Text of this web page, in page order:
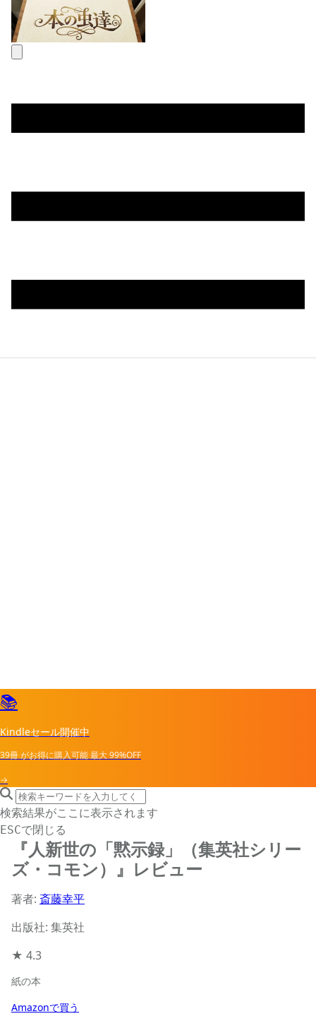
📚
Kindleセール開催中
39冊がお得に購入可能最大99%OFF
→
search icon
サイト内検索
検索結果がここに表示されます
ESCで閉じる
『人新世の「黙示録」（集英社シリー
ズ・コモン）』レビュー
著者: 斎藤幸平
出版社: 集英社
★ 4.3
紙の本
Amazonで買う